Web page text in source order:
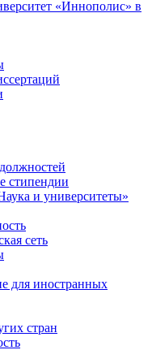
«Иннополис» в
стипендии
и университеты»
сеть
для иностранных
стран